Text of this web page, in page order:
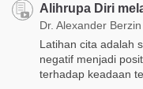
Alihrupa Diri
Dr. Alexander Berzin
Latihan cita adalah
negatif menjadi
terhadap keadaan